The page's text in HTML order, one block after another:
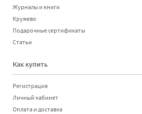
Журналы и книги
Кружево
Подарочные сертификаты
Статьи
Как купить
Регистрация
Личный кабинет
Оплата и доставка